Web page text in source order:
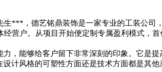
***，德艺铭鼎装饰是一家专业的工装公司
营户。从项目开始便定制专属盈利模式，
，能够给客户留下非常深刻的印象。它是提
计风格的可塑性方面还是技术方面都是其他